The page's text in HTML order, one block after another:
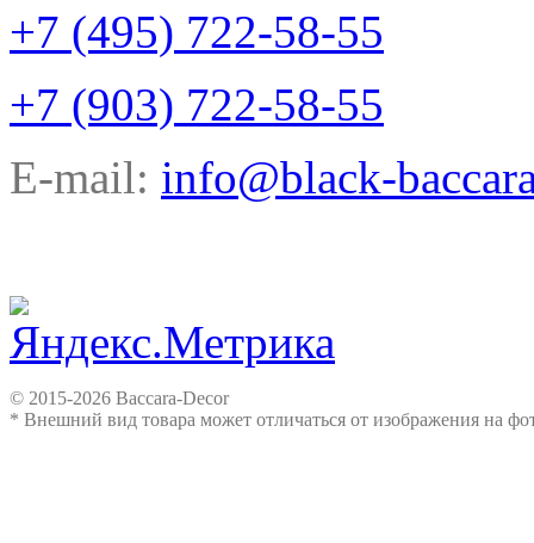
+7 (495) 722-58-55
+7 (903) 722-58-55
E-mail: info@black-
© 2015-2026 Baccara-Decor
* Внешний вид товара может отличаться от изображения на